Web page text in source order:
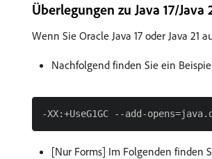
Überlegungen zu Java 17/Java
Wenn Sie Oracle Java 17 oder Java
Nachfolgend finden Sie ein
[Nur Forms] Im Folgenden finden